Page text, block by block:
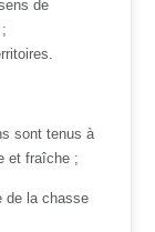
de
sont tenus à
et fraîche ;
de la chasse